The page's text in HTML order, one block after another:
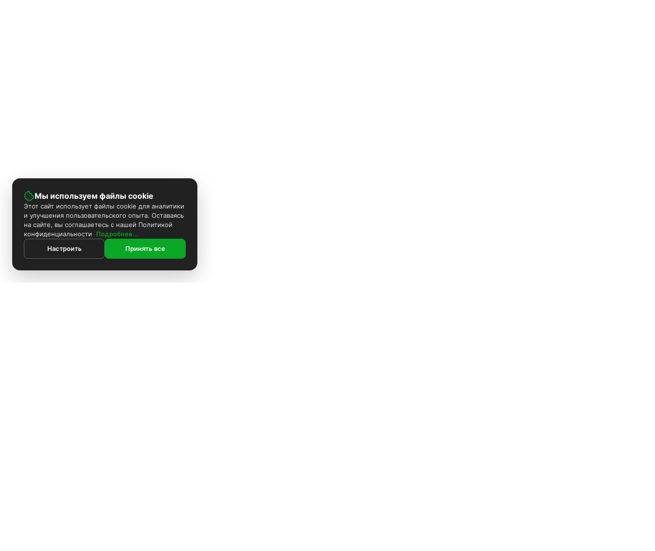
Мы используем файлы cookie
Этот сайт использует файлы cookie для аналитики
и улучшения пользовательского опыта. Оставаясь
на сайте, вы соглашаетесь с нашей Политикой
конфиденциальности
Подробнее...
Настроить
Принять все